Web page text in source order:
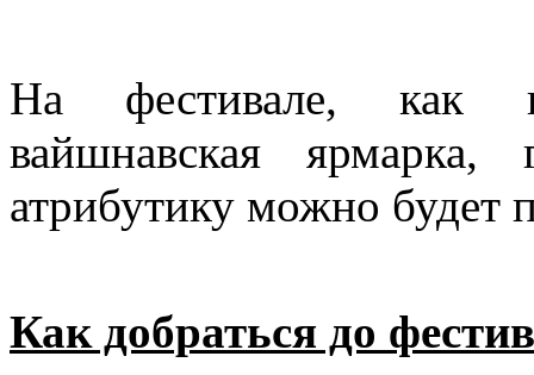
На фестивале, как
вайшнавская
атрибутику можно будет
Как добраться до